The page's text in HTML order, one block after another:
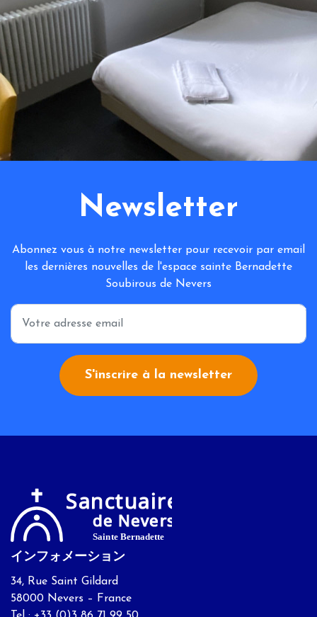
Newsletter
Abonnez vous à notre newsletter pour recevoir par email
les dernières nouvelles de l'espace sainte Bernadette
Soubirous de Nevers
*
S'inscrire à la newsletter
インフォメーション
34, Rue Saint Gildard
58000 Nevers – France